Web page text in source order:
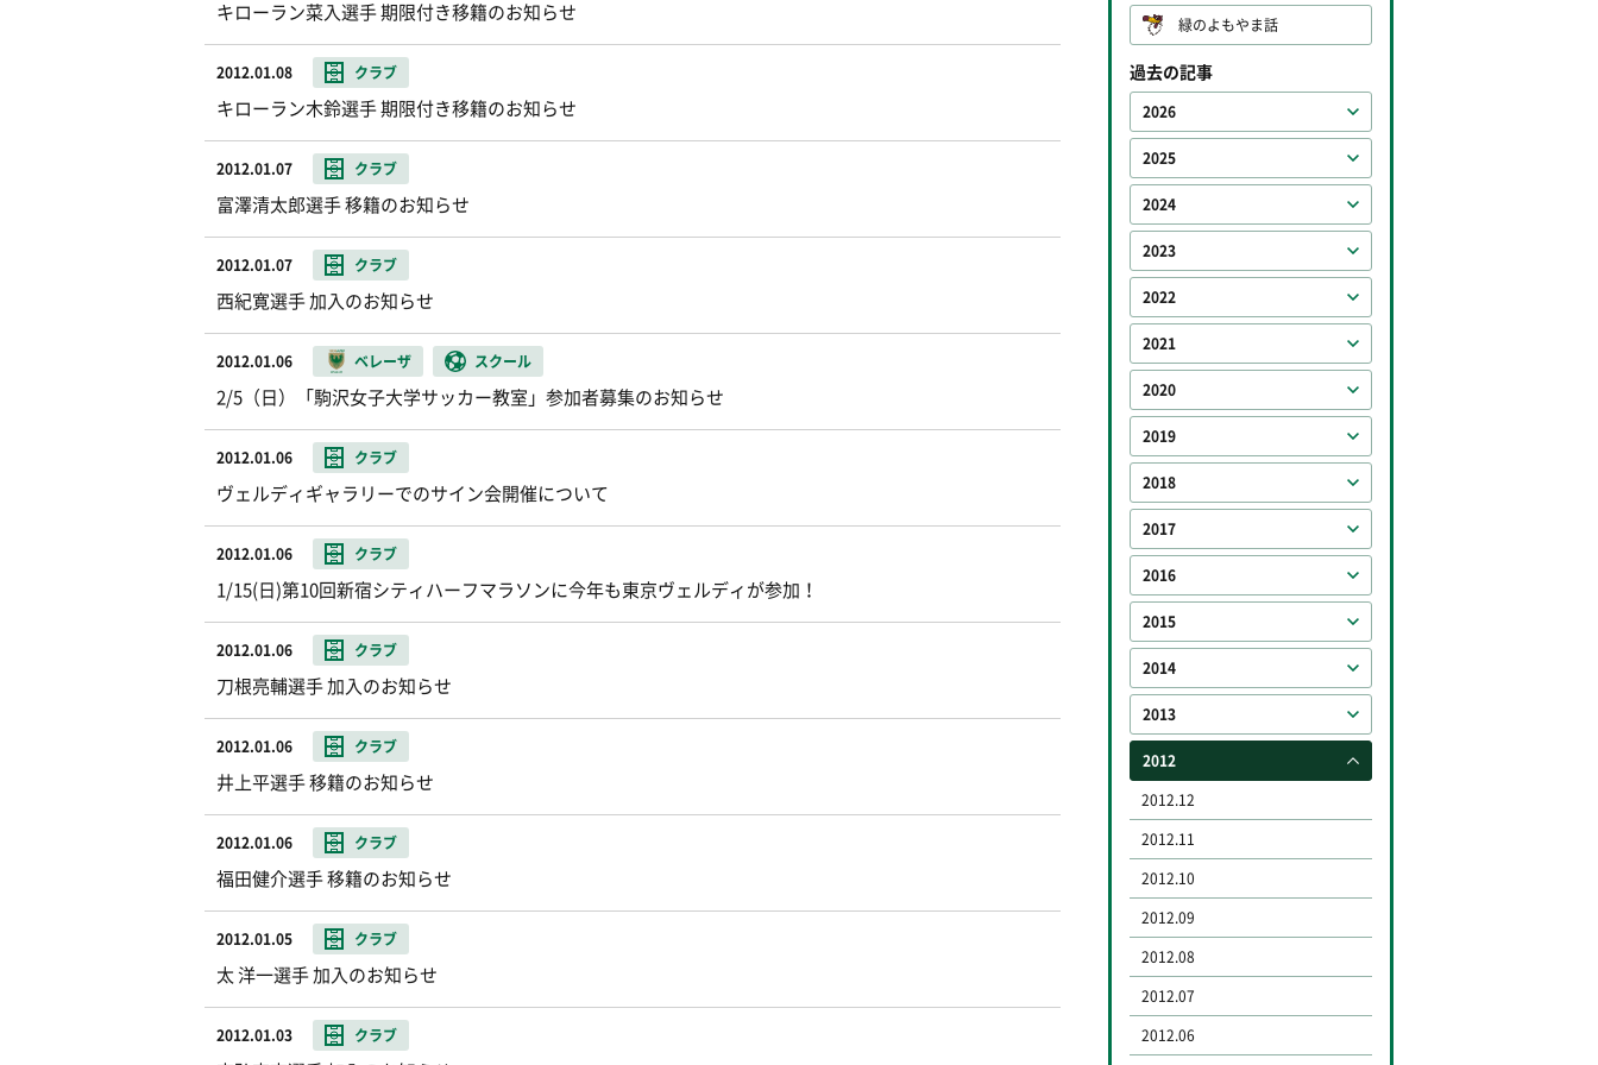
キローラン菜入選手 期限付き移籍のお知らせ
2012.01.08 クラブ
キローラン木鈴選手 期限付き移籍のお知らせ
2012.01.07 クラブ
富澤清太郎選手 移籍のお知らせ
2012.01.07 クラブ
西紀寛選手 加入のお知らせ
2012.01.06 ベレーザ スクール
2/5（日）「駒沢女子大学サッカー教室」参加者募集のお知らせ
2012.01.06 クラブ
ヴェルディギャラリーでのサイン会開催について
2012.01.06 クラブ
1/15(日)第10回新宿シティハーフマラソンに今年も東京ヴェルディが参加！
2012.01.06 クラブ
刀根亮輔選手 加入のお知らせ
2012.01.06 クラブ
井上平選手 移籍のお知らせ
2012.01.06 クラブ
福田健介選手 移籍のお知らせ
2012.01.05 クラブ
太 洋一選手 加入のお知らせ
2012.01.03 クラブ
緑のよもやま話
過去の記事
2026
2025
2024
2023
2022
2021
2020
2019
2018
2017
2016
2015
2014
2013
2012
2012.12
2012.11
2012.10
2012.09
2012.08
2012.07
2012.06